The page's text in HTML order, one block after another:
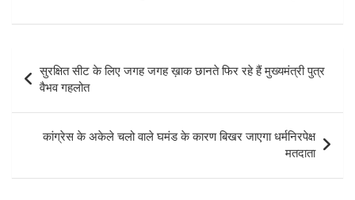
navigation
सुरक्षित सीट के लिए जगह जगह ख़ाक छानते फिर रहे हैं मुख्यमंत्री पुत्र
वैभव गहलोत
कांग्रेस के अकेले चलो वाले घमंड के कारण बिखर जाएगा धर्मनिरपेक्ष
मतदाता